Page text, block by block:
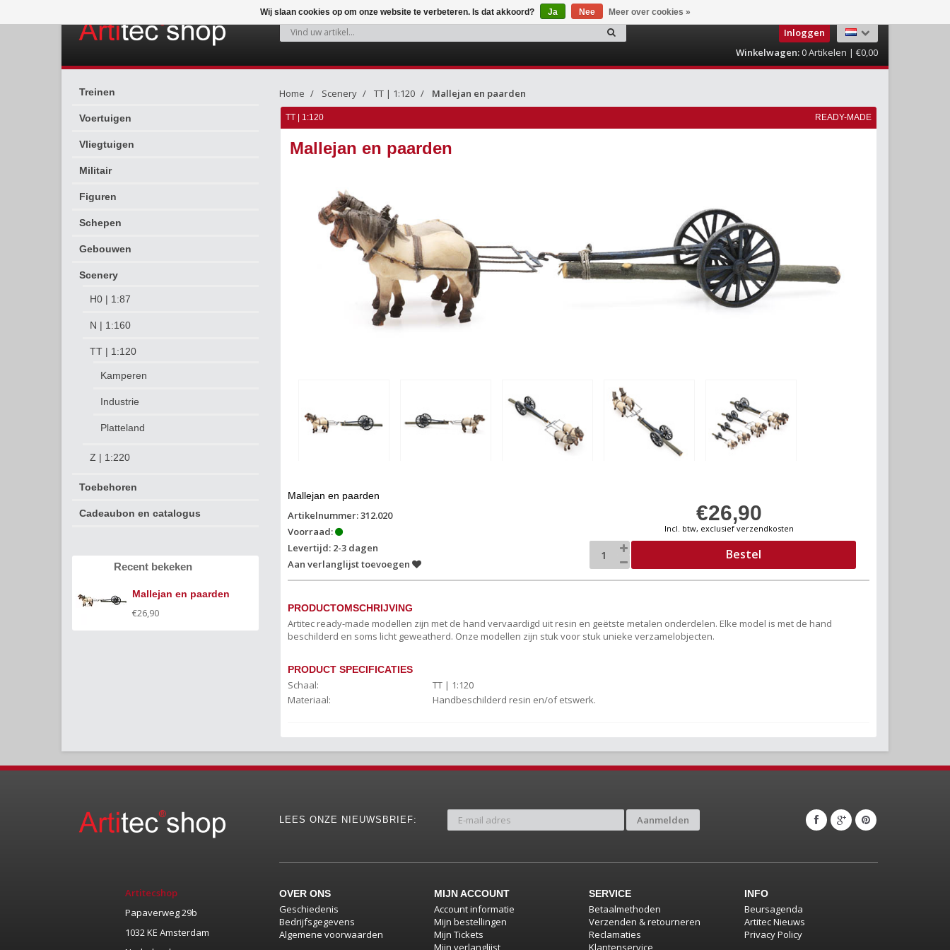
Inloggen
Winkelwagen:0Artikelen | €0,00
Treinen
Voertuigen
Vliegtuigen
Militair
Figuren
Schepen
Gebouwen
Scenery
H0 | 1:87
N | 1:160
TT | 1:120
Kamperen
Industrie
Platteland
Z | 1:220
Toebehoren
Cadeaubon en catalogus
Recent bekeken
Mallejan en paarden
€26,90
Home Scenery TT | 1:120 Mallejan en paarden
TT | 1:120 READY-MADE
Mallejan en paarden
Mallejan en paarden
€26,90
Incl. btw, exclusief verzendkosten
Artikelnummer: 312.020
Voorraad:
Levertijd: 2-3 dagen
Aan verlanglijst toevoegen
Bestel
PRODUCTOMSCHRIJVING
Artitec ready-made modellen zijn met de hand vervaardigd uit resin en geëtste metalen onderdelen. Elke model is met de hand
beschilderd en soms licht geweatherd. Onze modellen zijn stuk voor stuk unieke verzamelobjecten.
PRODUCT SPECIFICATIES
Schaal:
TT | 1:120
Materiaal:
Handbeschilderd resin en/of etswerk.
Artitecshop
Papaverweg 29b
1032 KE Amsterdam
LEES ONZE NIEUWSBRIEF: Aanmelden
OVER ONS
Geschiedenis
Bedrijfsgegevens
Algemene voorwaarden
MIJN ACCOUNT
Account informatie
Mijn bestellingen
Mijn Tickets
SERVICE
Betaalmethoden
Verzenden & retourneren
Reclamaties
INFO
Beursagenda
Artitec Nieuws
Privacy Policy
Wij slaan cookies op om onze website te verbeteren. Is dat akkoord? Ja Nee Meer over cookies »